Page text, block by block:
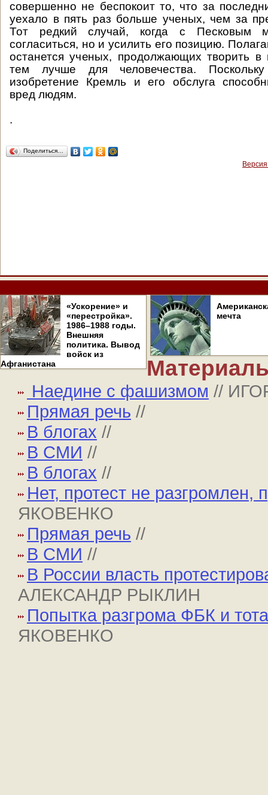
совершенно не беспокоит то, что за
уехало в пять раз больше ученых, чем за
Тот редкий случай, когда с Песковым
согласиться, но и усилить его позицию.
останется ученых, продолжающих творить в
тем лучше для человечества.
изобретение Кремль и его обслуга
вред людям.
.
Поделиться…
«Ускорение» и
«перестройка».
1986–1988 годы.
Внешняя
политика. Вывод
войск из
Афганистана
мечта
Наедине с фашизмом //
Прямая речь //
В блогах //
В СМИ //
В блогах //
Нет, протест не разгромлен,
ЯКОВЕНКО
Прямая речь //
В СМИ //
В России власть
АЛЕКСАНДР РЫКЛИН
Попытка разгрома ФБК и
ЯКОВЕНКО